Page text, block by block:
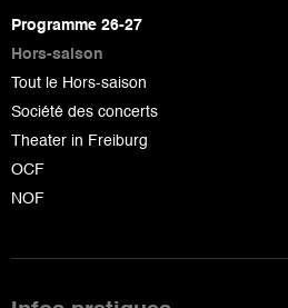
page
Programme 26-27
Hors-saison
Tout le Hors-saison
Société des concerts
Theater in Freiburg
OCF
NOF